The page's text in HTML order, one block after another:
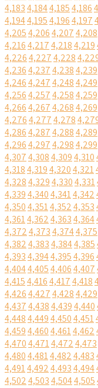
4,1834,1844,1854,186
4,1944,1954,1964,197
4,2054,2064,2074,208
4,2164,2174,2184,219
4,2264,2274,228
4,2364,2374,2384,239
4,2464,2474,2484,249
4,2564,2574,2584,259
4,2664,2674,2684,269
4,2764,2774,278
4,2864,2874,2884,289
4,2964,2974,2984,299
4,3074,3084,3094,310
4,3184,3194,3204,321
4,3284,3294,3304,331
4,3394,3404,3414,342
4,3504,3514,3524,353
4,3614,3624,3634,364
4,3724,3734,3744,375
4,3824,3834,3844,385
4,3934,3944,3954,396
4,4044,4054,4064,407
4,4154,4164,4174,418
4,4264,4274,4284,429
4,4374,4384,4394,440
4,4484,4494,4504,451
4,4594,4604,4614,462
4,4704,4714,4724,473
4,4804,4814,4824,483
4,4914,4924,4934,494
4,5024,5034,5044,505